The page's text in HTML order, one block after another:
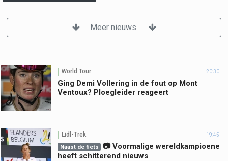
Meer nieuws
World Tour 20:30
Ging Demi Vollering in de fout op Mont
Ventoux? Ploegleider reageert
Lidl-Trek 19:45
Naast de fiets
📷 Voormalige wereldkampioene
heeft schitterend nieuws